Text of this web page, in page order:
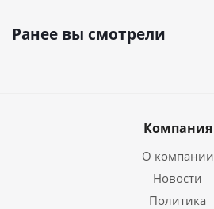
Ранее вы смотрели
Компания
О компании
Новости
Политика